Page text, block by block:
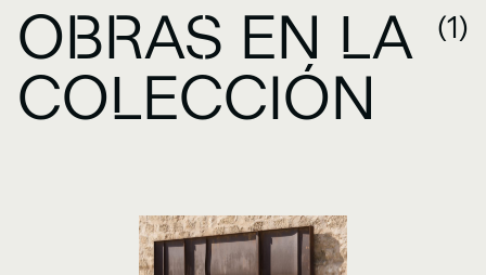
OBRAS EN LA
COLECCIÓN
(1)